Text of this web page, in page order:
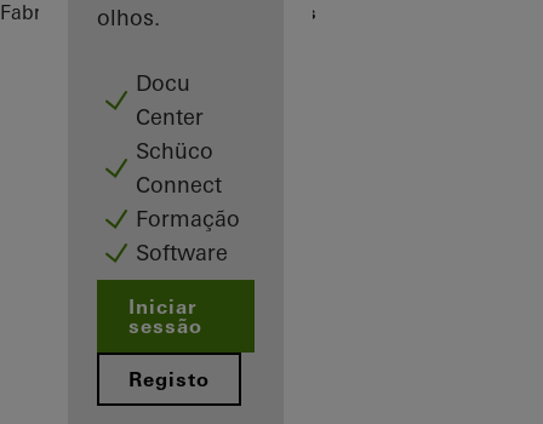
olhos.
Docu
Center
Schüco
Connect
Formação
Software
Iniciar
sessão
Registo
FabricantesReferências Highlights